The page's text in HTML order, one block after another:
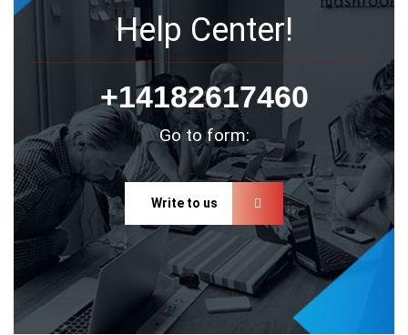
Help Center!
+14182617460
Go to form:
Write to us